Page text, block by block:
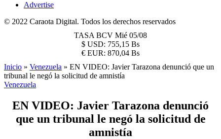
Advertise
© 2022 Caraota Digital. Todos los derechos reservados
TASA BCV Mié 05/08
$ USD: 755,15 Bs
€ EUR: 870,04 Bs
Inicio » Venezuela » EN VIDEO: Javier Tarazona denunció que un
tribunal le negó la solicitud de amnistía
Venezuela
EN VIDEO: Javier Tarazona denunció
que un tribunal le negó la solicitud de
amnistía